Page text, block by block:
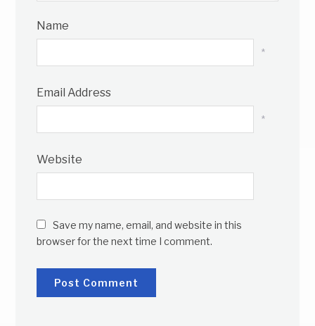
Name
*
Email Address
*
Website
Save my name, email, and website in this
browser for the next time I comment.